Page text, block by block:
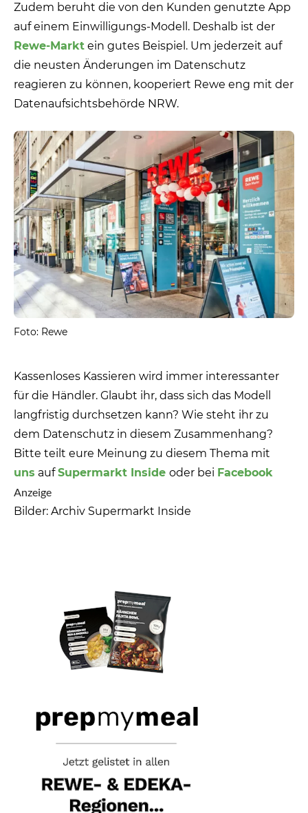
Zudem beruht die von den Kunden genutzte App
auf einem Einwilligungs-Modell. Deshalb ist der
Rewe-Markt ein gutes Beispiel. Um jederzeit auf
die neusten Änderungen im Datenschutz
reagieren zu können, kooperiert Rewe eng mit der
Datenaufsichtsbehörde NRW.
Foto: Rewe
Kassenloses Kassieren wird immer interessanter
für die Händler. Glaubt ihr, dass sich das Modell
langfristig durchsetzen kann? Wie steht ihr zu
dem Datenschutz in diesem Zusammenhang?
Bitte teilt eure Meinung zu diesem Thema mit
uns aufSupermarkt Inside oder bei Facebook
Anzeige
Bilder: Archiv Supermarkt Inside